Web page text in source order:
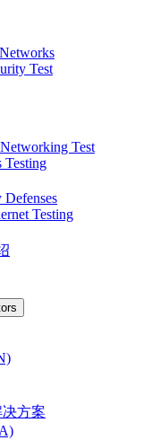
Test
Test
Testing
Defenses
Testing
方案